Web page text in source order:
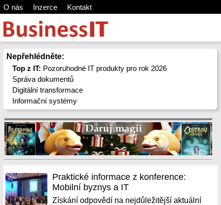
O nás Inzerce Kontakt
Nepřehlédněte:
Top z IT: Pozoruhodné IT produkty pro rok 2026
Správa dokumentů
Digitální transformace
Informační systémy
Praktické informace z konference:
Mobilní byznys a IT
Získání odpovědí na nejdůležitější aktuální